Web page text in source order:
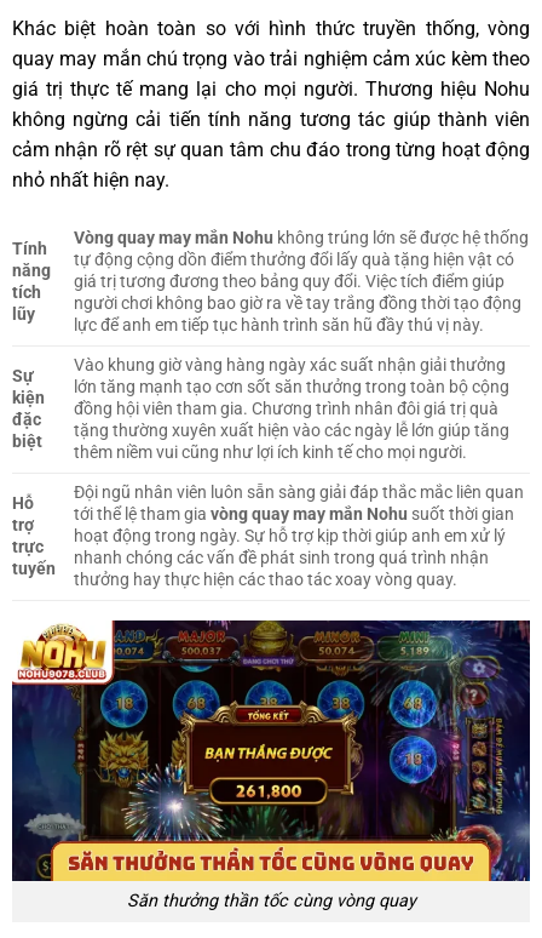
Khác biệt hoàn toàn so với hình thức truyền thống, vòng
quay may mắn chú trọng vào trải nghiệm cảm xúc kèm theo
giá trị thực tế mang lại cho mọi người. Thương hiệu Nohu
không ngừng cải tiến tính năng tương tác giúp thành viên
cảm nhận rõ rệt sự quan tâm chu đáo trong từng hoạt động
nhỏ nhất hiện nay.
Tính
năng
tích
lũy
Vòng quay may mắn Nohu không trúng lớn sẽ được hệ thống
tự động cộng dồn điểm thưởng đổi lấy quà tặng hiện vật có
giá trị tương đương theo bảng quy đổi. Việc tích điểm giúp
người chơi không bao giờ ra về tay trắng đồng thời tạo động
lực để anh em tiếp tục hành trình săn hũ đầy thú vị này.
Sự
kiện
đặc
biệt
Vào khung giờ vàng hàng ngày xác suất nhận giải thưởng
lớn tăng mạnh tạo cơn sốt săn thưởng trong toàn bộ cộng
đồng hội viên tham gia. Chương trình nhân đôi giá trị quà
tặng thường xuyên xuất hiện vào các ngày lễ lớn giúp tăng
thêm niềm vui cũng như lợi ích kinh tế cho mọi người.
Hỗ
trợ
trực
tuyến
Đội ngũ nhân viên luôn sẵn sàng giải đáp thắc mắc liên quan
tới thể lệ tham gia vòng quay may mắn Nohu suốt thời gian
hoạt động trong ngày. Sự hỗ trợ kịp thời giúp anh em xử lý
nhanh chóng các vấn đề phát sinh trong quá trình nhận
thưởng hay thực hiện các thao tác xoay vòng quay.
Săn thưởng thần tốc cùng vòng quay